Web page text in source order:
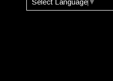
Select Language ▼